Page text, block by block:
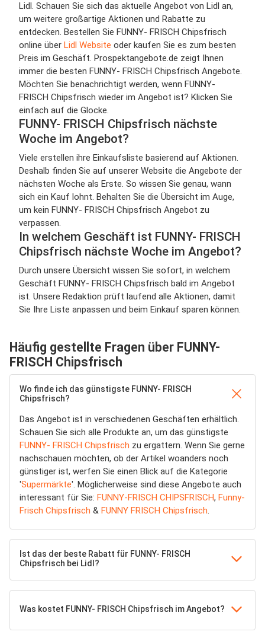
Lidl. Schauen Sie sich das aktuelle Angebot von Lidl an,
um weitere großartige Aktionen und Rabatte zu
entdecken. Bestellen Sie FUNNY- FRISCH Chipsfrisch
online über Lidl Website oder kaufen Sie es zum besten
Preis im Geschäft. Prospektangebote.de zeigt Ihnen
immer die besten FUNNY- FRISCH Chipsfrisch Angebote.
Möchten Sie benachrichtigt werden, wenn FUNNY-
FRISCH Chipsfrisch wieder im Angebot ist? Klicken Sie
einfach auf die Glocke.
FUNNY- FRISCH Chipsfrisch nächste
Woche im Angebot?
Viele erstellen ihre Einkaufsliste basierend auf Aktionen.
Deshalb finden Sie auf unserer Website die Angebote der
nächsten Woche als Erste. So wissen Sie genau, wann
sich ein Kauf lohnt. Behalten Sie die Übersicht im Auge,
um kein FUNNY- FRISCH Chipsfrisch Angebot zu
verpassen.
In welchem Geschäft ist FUNNY- FRISCH
Chipsfrisch nächste Woche im Angebot?
Durch unsere Übersicht wissen Sie sofort, in welchem
Geschäft FUNNY- FRISCH Chipsfrisch bald im Angebot
ist. Unsere Redaktion prüft laufend alle Aktionen, damit
Sie Ihre Liste anpassen und beim Einkauf sparen können.
Häufig gestellte Fragen über FUNNY-
FRISCH Chipsfrisch
Wo finde ich das günstigste FUNNY- FRISCH
Chipsfrisch?
Das Angebot ist in verschiedenen Geschäften erhältlich.
Schauen Sie sich alle Produkte an, um das günstigste
FUNNY- FRISCH Chipsfrisch zu ergattern. Wenn Sie gerne
nachschauen möchten, ob der Artikel woanders noch
günstiger ist, werfen Sie einen Blick auf die Kategorie
'Supermärkte'. Möglicherweise sind diese Angebote auch
interessant für Sie: FUNNY-FRISCH CHIPSFRISCH, Funny-
Frisch Chipsfrisch & FUNNY FRISCH Chipsfrisch.
Ist das der beste Rabatt für FUNNY- FRISCH
Chipsfrisch bei Lidl?
Was kostet FUNNY- FRISCH Chipsfrisch im Angebot?